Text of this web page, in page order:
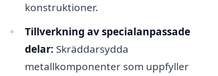
konstruktioner.
Tillverkning av specialanpassade
delar: Skräddarsydda
metallkomponenter som uppfyller